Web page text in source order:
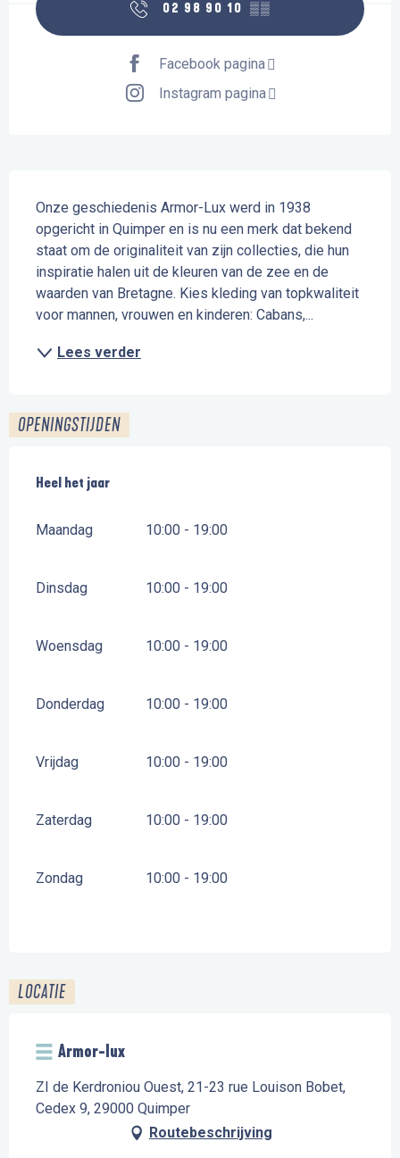
02 98 90 10 ▒▒
Facebook pagina
Instagram pagina
Onze geschiedenis Armor-Lux werd in 1938
opgericht in Quimper en is nu een merk dat bekend
staat om de originaliteit van zijn collecties, die hun
inspiratie halen uit de kleuren van de zee en de
waarden van Bretagne. Kies kleding van topkwaliteit
voor mannen, vrouwen en kinderen: Cabans,...
Lees verder
OPENINGSTIJDEN
Heel het jaar
Heel het jaar
Maandag 10:00 - 19:00
Dinsdag 10:00 - 19:00
Woensdag 10:00 - 19:00
Donderdag 10:00 - 19:00
Vrijdag 10:00 - 19:00
Zaterdag 10:00 - 19:00
Zondag 10:00 - 19:00
LOCATIE
Armor-lux
ZI de Kerdroniou Ouest, 21-23 rue Louison Bobet,
Cedex 9, 29000 Quimper
Routebeschrijving